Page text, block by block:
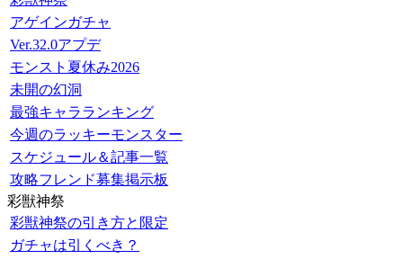
アゲインガチャ
Ver.32.0アプデ
モンスト夏休み2026
未開の幻洞
最強キャラランキング
今週のラッキーモンスター
スケジュール＆記事一覧
攻略フレンド募集掲示板
彩獣神祭
彩獣神祭の引き方と限定
ガチャは引くべき？